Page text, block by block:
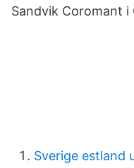
Sandvik Coromant i
Sverige estland